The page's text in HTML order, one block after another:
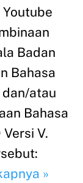
Badan
Bahasa
atau
Bahasa
V.
»